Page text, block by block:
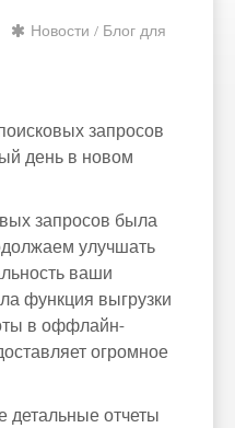
Новости / Блог для
запросов
день в новом
запросов была
улучшать
ваши
функция выгрузки
в оффлайн-
огромное
детальные отчеты